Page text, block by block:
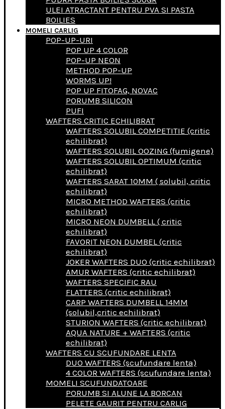
ULEI ATRACTANT PENTRU PVA SI PASTA
BOILIES
MOMELI CARLIG
POP-UP-URI
POP UP 4 COLOR
POP-UP NEON
METHOD POP-UP
WORMS UP!
POP UP FITOFAG, NOVAC
PORUMB SILICON
PUFI
WAFTERS CRITIC ECHILIBRAT
WAFTERS SOLUBIL COMPETITIE (critic
echilibrat)
WAFTERS SOLUBIL OOZING (fumigene)
WAFTERS SOLUBIL OPTIMUM (critic
echilibrat)
WAFTERS SARAT 10MM ( solubil, critic
echilibrat)
MICRO METHOD WAFTERS (critic
echilibrat)
MICRO NEON DUMBELL ( critic
echilibrat)
FAVORIT NEON DUMBEL (critic
echilibrat)
JOKER WAFTERS DUO (critic echilibrat)
AMUR WAFTERS (critic echilibrat)
WAFTERS SPECIFIC RAU
FLATTERS (critic echilibrat)
CARP WAFTERS DUMBELL 14MM
(solubil,critic echilibrat)
STURION WAFTERS (critic echilibrat)
AQUA NATURE + WAFTERS (critic
echilibrat)
WAFTERS CU SCUFUNDARE LENTA
DUO WAFTERS (scufundare lenta)
4 COLOR WAFTERS (scufundare lenta)
MOMELI SCUFUNDATOARE
PORUMB SI ALUNE LA BORCAN
PELETE GAURIT PENTRU CARLIG